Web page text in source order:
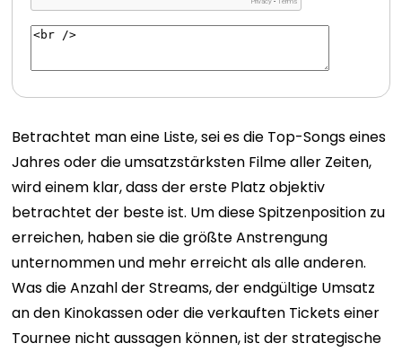
Betrachtet man eine Liste, sei es die Top-Songs eines
Jahres oder die umsatzstärksten Filme aller Zeiten,
wird einem klar, dass der erste Platz objektiv
betrachtet der beste ist. Um diese Spitzenposition zu
erreichen, haben sie die größte Anstrengung
unternommen und mehr erreicht als alle anderen.
Was die Anzahl der Streams, der endgültige Umsatz
an den Kinokassen oder die verkauften Tickets einer
Tournee nicht aussagen können, ist der strategische